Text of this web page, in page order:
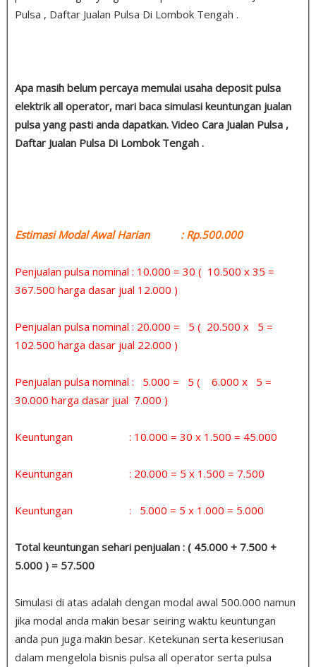
Pulsa , Daftar Jualan Pulsa Di Lombok Tengah .
Apa masih belum percaya memulai usaha deposit pulsa
elektrik all operator, mari baca simulasi keuntungan jualan
pulsa yang pasti anda dapatkan. Video Cara Jualan Pulsa ,
Daftar Jualan Pulsa Di Lombok Tengah .
Estimasi Modal Awal Harian : Rp.500.000
Penjualan pulsa nominal : 10.000 = 30 ( 10.500 x 35 =
367.500 harga dasar jual 12.000 )
Penjualan pulsa nominal : 20.000 = 5 ( 20.500 x 5 =
102.500 harga dasar jual 22.000 )
Penjualan pulsa nominal : 5.000 = 5 ( 6.000 x 5 =
30.000 harga dasar jual 7.000 )
Keuntungan : 10.000 = 30 x 1.500 = 45.000
Keuntungan : 20.000 = 5 x 1.500 = 7.500
Keuntungan : 5.000 = 5 x 1.000 = 5.000
Total keuntungan sehari penjualan : ( 45.000 + 7.500 +
5.000 ) = 57.500
Simulasi di atas adalah dengan modal awal 500.000 namun
jika modal anda makin besar seiring waktu keuntungan
anda pun juga makin besar. Ketekunan serta keseriusan
dalam mengelola bisnis pulsa all operator serta pulsa